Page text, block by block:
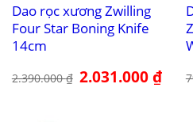
Dao rọc xương Zwilling
Four Star Boning Knife
14cm
2.390.000₫ Giá
gốc
2.031.000₫Giá
hiện